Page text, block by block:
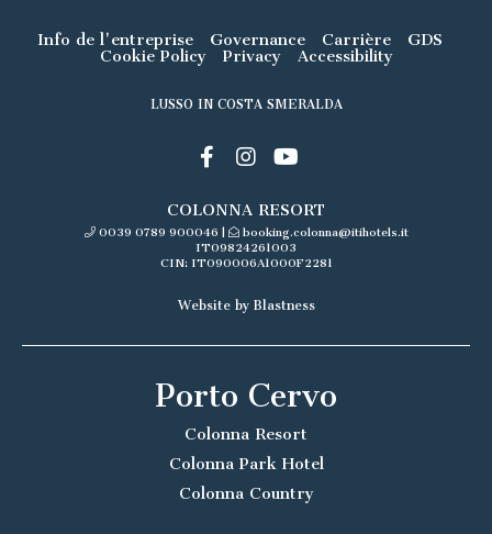
Info de l'entreprise Governance Carrière
GDS
Cookie Policy
Privacy Accessibility
LUSSO IN COSTA SMERALDA
COLONNA RESORT
0039 0789 900046 |
booking.colonna@itihotels.it
IT09824261003
CIN: IT090006A1000F2281
Website by Blastness
Porto Cervo
Colonna Resort
Colonna Park Hotel
Colonna Country